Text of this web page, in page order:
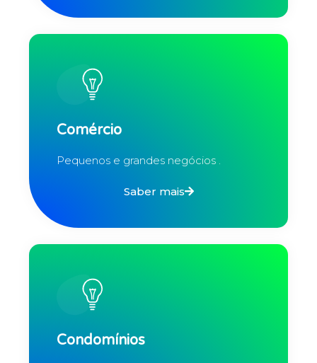
Comércio
Pequenos e grandes negócios .
Saber mais
Condomínios